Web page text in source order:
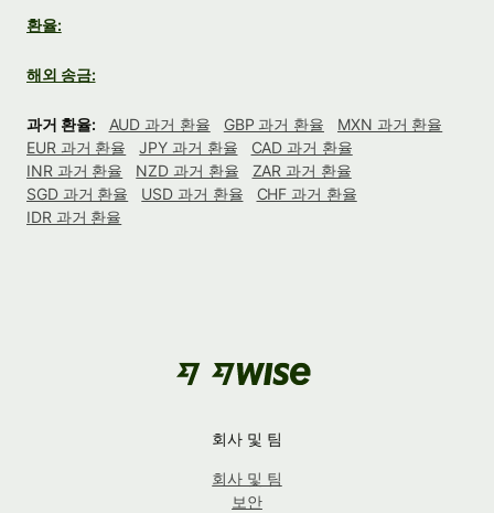
환율:
해외 송금:
과거 환율: AUD 과거 환율 GBP 과거 환율
MXN 과거 환율
EUR 과거 환율
JPY 과거 환율
CAD 과거 환율
INR 과거 환율
NZD 과거 환율
ZAR 과거 환율
SGD 과거 환율
USD 과거 환율
CHF 과거 환율
IDR 과거 환율
회사 및 팀
회사 및 팀
보안